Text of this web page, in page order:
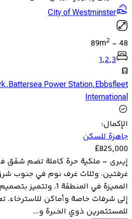
City of Westminster
48
-
89m2
1,2,3
,Battersea Power Station,Ebbsfleet
International
الإكمال:
جاهزة للسكن
£825,000
إيبرى – ملكية حرة كاملة تضم شقق
غرفتين، وثلاث غرف نوم في جنوب
المميزة في المنطقة 1،
إلى شرفات خاصة وأماكن للاسترخاء.
للمستثمرين ذوي الخبرة و...